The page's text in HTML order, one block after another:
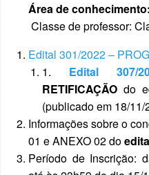
Área de
Classe de professor:
Edital 301/2022 –
1. Edital 307/
RETIFICAÇÃO do
(publicado em 18/11/
Informações sobre o
01 e ANEXO 02 do
Período de Inscrição: